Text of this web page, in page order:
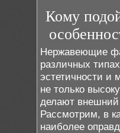
Кому
Нержавеющие
различных
эстетичности
не только
делают
Рассмотрим, в
наиболее